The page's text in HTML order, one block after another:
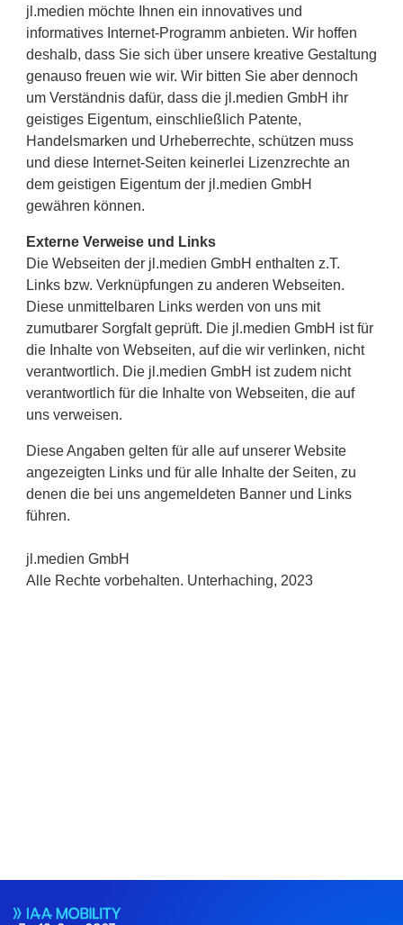
jl.medien möchte Ihnen ein innovatives und
informatives Internet-Programm anbieten. Wir hoffen
deshalb, dass Sie sich über unsere kreative Gestaltung
genauso freuen wie wir. Wir bitten Sie aber dennoch
um Verständnis dafür, dass die jl.medien GmbH ihr
geistiges Eigentum, einschließlich Patente,
Handelsmarken und Urheberrechte, schützen muss
und diese Internet-Seiten keinerlei Lizenzrechte an
dem geistigen Eigentum der jl.medien GmbH
gewähren können.
Externe Verweise und Links
Die Webseiten der jl.medien GmbH enthalten z.T.
Links bzw. Verknüpfungen zu anderen Webseiten.
Diese unmittelbaren Links werden von uns mit
zumutbarer Sorgfalt geprüft. Die jl.medien GmbH ist für
die Inhalte von Webseiten, auf die wir verlinken, nicht
verantwortlich. Die jl.medien GmbH ist zudem nicht
verantwortlich für die Inhalte von Webseiten, die auf
uns verweisen.
Diese Angaben gelten für alle auf unserer Website
angezeigten Links und für alle Inhalte der Seiten, zu
denen die bei uns angemeldeten Banner und Links
führen.
jl.medien GmbH
Alle Rechte vorbehalten. Unterhaching, 2023